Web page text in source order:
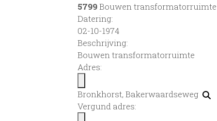
5799Bouwen transformatorruimte
Datering:
02-10-1974
Beschrijving:
Bouwen transformatorruimte
Adres:
Bronkhorst, Bakerwaardseweg
Vergund adres: